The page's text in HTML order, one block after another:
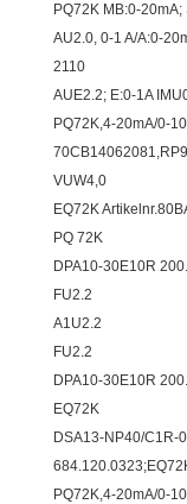
PQ72K MB:0-
AU2.0, 0-1 A/A:0-
2110
AUE2.2; E:0-1A
PQ72K,4-20mA/0-
VUW4,0
EQ72K
PQ 72K
DPA10-30E10R
FU2.2
A1U2.2
FU2.2
DPA10-30E10R
EQ72K
DSA13-NP40/C1R-
PQ72K,4-20mA/0-